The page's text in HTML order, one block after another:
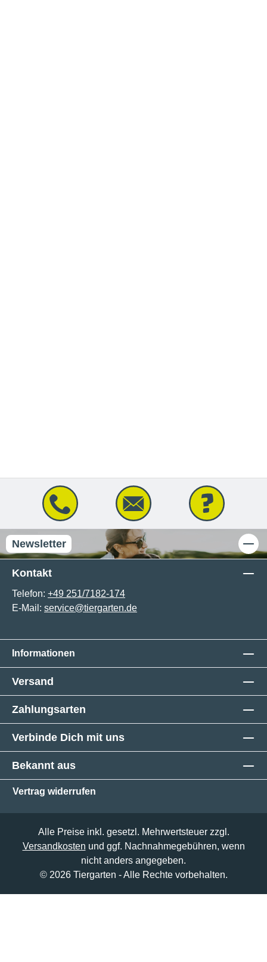
Newsletter
Kontakt
Telefon: +49 251/7182-174
E-Mail: service@tiergarten.de
Informationen
Versand
Zahlungsarten
Verbinde Dich mit uns
Bekannt aus
Vertrag widerrufen
Alle Preise inkl. gesetzl. Mehrwertsteuer zzgl.
Versandkosten und ggf. Nachnahmegebühren, wenn
nicht anders angegeben.
© 2026 Tiergarten - Alle Rechte vorbehalten.